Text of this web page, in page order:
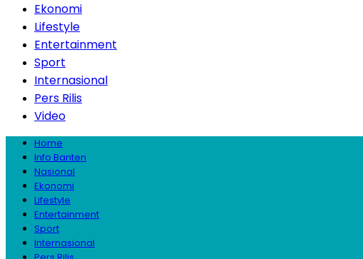
Ekonomi
Lifestyle
Entertainment
Sport
Internasional
Pers Rilis
Video
Home
Info Banten
Nasional
Ekonomi
Lifestyle
Entertainment
Sport
Internasional